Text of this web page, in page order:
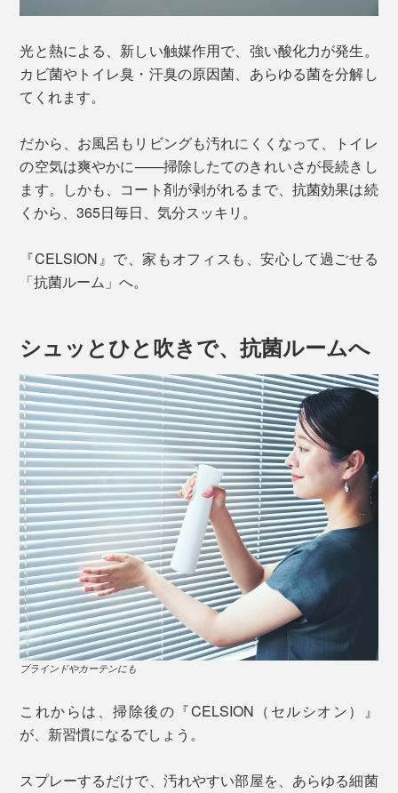
光と熱による、新しい触媒作用で、強い酸化力が発生。
カビ菌やトイレ臭・汗臭の原因菌、あらゆる菌を分解し
てくれます。
だから、お風呂もリビングも汚れにくくなって、トイレ
の空気は爽やかに——掃除したてのきれいさが長続きし
ます。しかも、コート剤が剥がれるまで、抗菌効果は続
くから、365日毎日、気分スッキリ。
『CELSION』で、家もオフィスも、安心して過ごせる
「抗菌ルーム」へ。
シュッとひと吹きで、抗菌ルームへ
ブラインドやカーテンにも
これからは、掃除後の『CELSION（セルシオン）』
が、新習慣になるでしょう。
スプレーするだけで、汚れやすい部屋を、あらゆる細菌